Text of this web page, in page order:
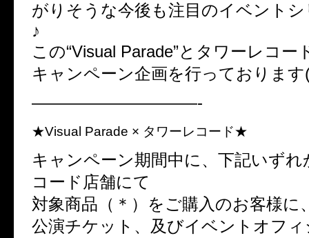
がりそうな今後も注目のイベント
♪
この“Visual Parade”とタワーレコー
キャンペーン企画を行っております
——————————-
★Visual Parade × タワーレコード★
キャンペーン期間中に、下記いず
コード店舗にて
対象商品（＊）をご購入のお客様に
公演チケット、及びイベントオフ